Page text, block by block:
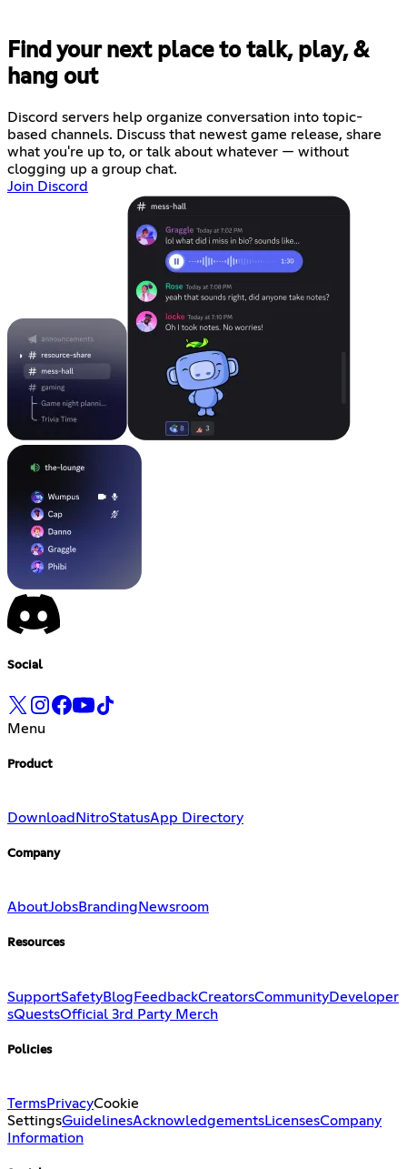
Find your next place to talk, play, &
hang out
Discord servers help organize conversation into topic-
based channels. Discuss that newest game release, share
what you're up to, or talk about whatever — without
clogging up a group chat.
Join Discord
Social
Menu
Product
Download NitroStatusApp Directory
Company
AboutJobsBranding Newsroom
Resources
SupportSafetyBlog FeedbackCreatorsCommunityDeveloper
sQuestsOfficial 3rd Party Merch
Policies
TermsPrivacyCookie
SettingsGuidelinesAcknowledgementsLicensesCompany
Information